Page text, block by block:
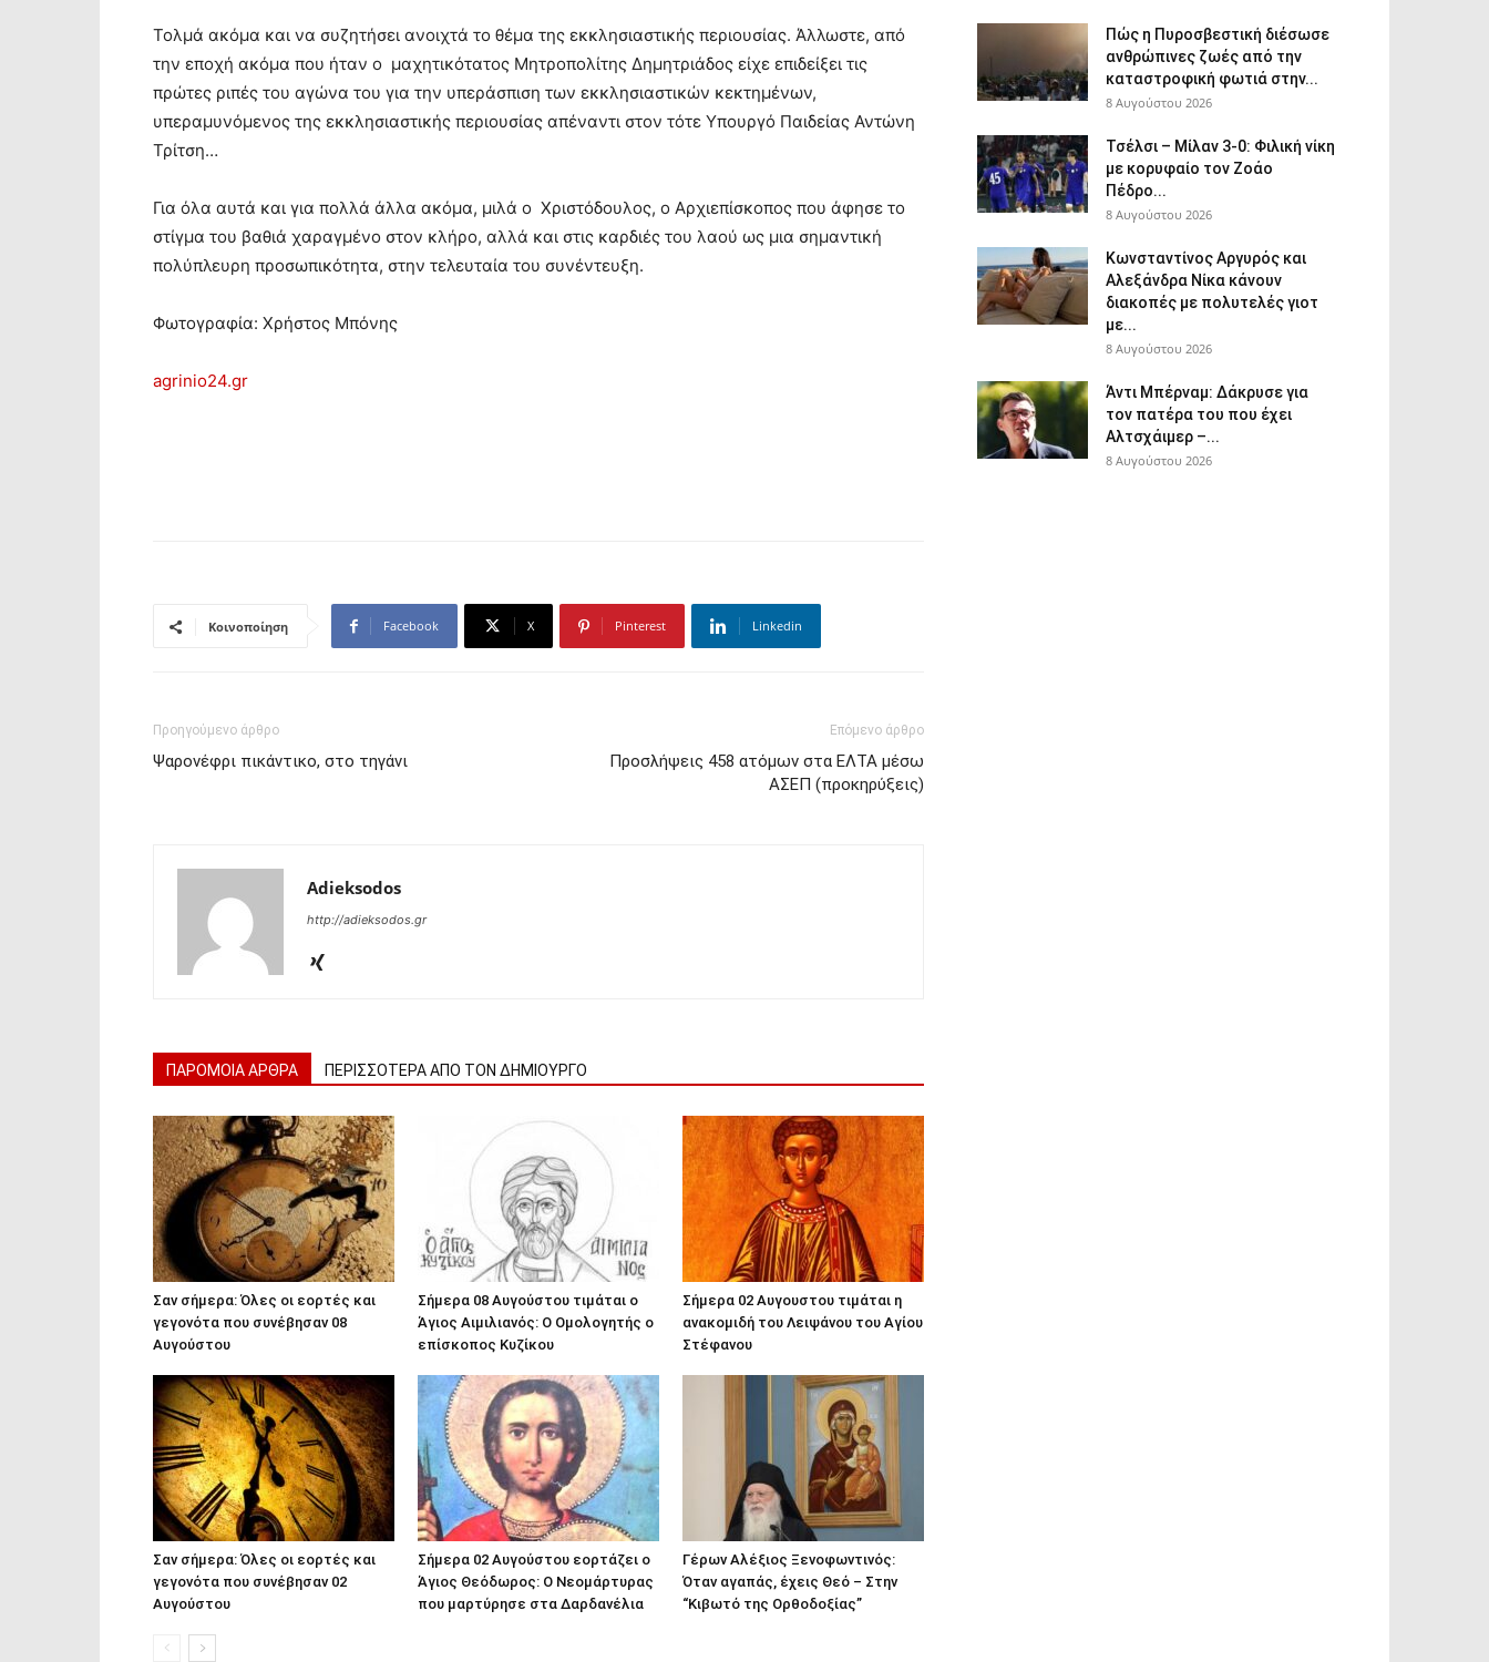
Τολμά ακόμα και να συζητήσει ανοιχτά το θέμα της εκκλησιαστικής περιουσίας. Άλλωστε, από
την εποχή ακόμα που ήταν ο μαχητικότατος Μητροπολίτης Δημητριάδος είχε επιδείξει τις
πρώτες ριπές του αγώνα του για την υπεράσπιση των εκκλησιαστικών κεκτημένων,
υπεραμυνόμενος της εκκλησιαστικής περιουσίας απέναντι στον τότε Υπουργό Παιδείας Αντώνη
Τρίτση…
Για όλα αυτά και για πολλά άλλα ακόμα, μιλά ο Χριστόδουλος, ο Αρχιεπίσκοπος που άφησε το
στίγμα του βαθιά χαραγμένο στον κλήρο, αλλά και στις καρδιές του λαού ως μια σημαντική
πολύπλευρη προσωπικότητα, στην τελευταία του συνέντευξη.
Φωτογραφία: Χρήστος Μπόνης
agrinio24.gr
Κοινοποίηση Facebook X Pinterest Linkedin
Προηγούμενο άρθρο
Ψαρονέφρι πικάντικο, στο τηγάνι
Επόμενο άρθρο
Προσλήψεις 458 ατόμων στα ΕΛΤΑ μέσω
ΑΣΕΠ (προκηρύξεις)
Adieksodos
http://adieksodos.gr
ΠΑΡΟΜΟΙΑ ΑΡΘΡΑ ΠΕΡΙΣΣΟΤΕΡΑ ΑΠΟ ΤΟΝ ΔΗΜΙΟΥΡΓΟ
Σαν σήμερα: Όλες οι εορτές και
γεγονότα που συνέβησαν 08
Αυγούστου
Σήμερα 08 Αυγούστου τιμάται ο
Άγιος Αιμιλιανός: Ο Ομολογητής ο
επίσκοπος Κυζίκου
Σήμερα 02 Αυγουστου τιμάται η
ανακομιδή του Λειψάνου του Αγίου
Στέφανου
Σαν σήμερα: Όλες οι εορτές και
γεγονότα που συνέβησαν 02
Αυγούστου
Σήμερα 02 Αυγούστου εορτάζει ο
Άγιος Θεόδωρος: Ο Νεομάρτυρας
που μαρτύρησε στα Δαρδανέλια
Γέρων Αλέξιος Ξενοφωντινός:
Όταν αγαπάς, έχεις Θεό – Στην
“Κιβωτό της Ορθοδοξίας”
Πώς η Πυροσβεστική διέσωσε
ανθρώπινες ζωές από την
καταστροφική φωτιά στην...
8 Αυγούστου 2026
Τσέλσι – Μίλαν 3-0: Φιλική νίκη
με κορυφαίο τον Ζοάο
Πέδρο...
8 Αυγούστου 2026
Κωνσταντίνος Αργυρός και
Αλεξάνδρα Νίκα κάνουν
διακοπές με πολυτελές γιοτ
με...
8 Αυγούστου 2026
Άντι Μπέρναμ: Δάκρυσε για
τον πατέρα του που έχει
Αλτσχάιμερ –...
8 Αυγούστου 2026